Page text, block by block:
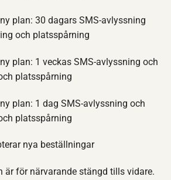
plan: 30 dagars SMS-avlyssning
och platsspårning
plan: 1 veckas SMS-avlyssning och
platsspårning
plan: 1 dag SMS-avlyssning och
platsspårning
nya beställningar
är för närvarande stängd tills vidare.